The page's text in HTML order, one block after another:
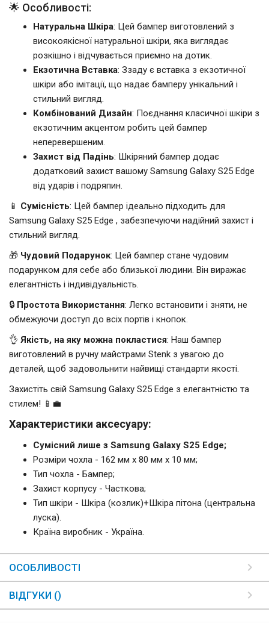
🌟 Особливості:
Натуральна Шкіра: Цей бампер виготовлений з
високоякісної натуральної шкіри, яка виглядає
розкішно і відчувається приємно на дотик.
Екзотична Вставка: Ззаду є вставка з екзотичної
шкіри або імітації, що надає бамперу унікальний і
стильний вигляд.
Комбінований Дизайн: Поєднання класичної шкіри з
екзотичним акцентом робить цей бампер
неперевершеним.
Захист від Падінь: Шкіряний бампер додає
додатковий захист вашому Samsung Galaxy S25 Edge
від ударів і подряпин.
📱 Сумісність: Цей бампер ідеально підходить для
Samsung Galaxy S25 Edge , забезпечуючи надійний захист і
стильний вигляд.
🎁 Чудовий Подарунок: Цей бампер стане чудовим
подарунком для себе або близької людини. Він виражає
елегантність і індивідуальність.
🔒 Простота Використання: Легко встановити і зняти, не
обмежуючи доступ до всіх портів і кнопок.
👌 Якість, на яку можна покластися: Наш бампер
виготовлений в ручну майстрами Stenk з увагою до
деталей, щоб задовольнити найвищі стандарти якості.
Захистіть свій Samsung Galaxy S25 Edge з елегантністю та
стилем! 📱💼
Характеристики аксесуару:
Сумісний лише з Samsung Galaxy S25 Edge;
Розміри чохла - 162 мм x 80 мм x 10 мм;
Тип чохла - Бампер;
Захист корпусу - Часткова;
Тип шкіри - Шкіра (козлик)+Шкіра пітона (центральна
луска).
Країна виробник - Україна.
ОСОБЛИВОСТІ
ВІДГУКИ ()